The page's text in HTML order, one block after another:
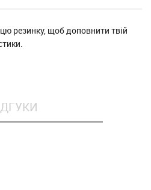
резинку, щоб доповнити твій